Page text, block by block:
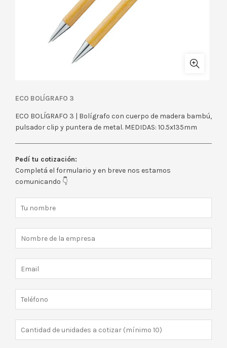
ECO BOLÍGRAFO 3
ECO BOLÍGRAFO 3 | Bolígrafo con cuerpo de madera bambú,
pulsador clip y puntera de metal. MEDIDAS: 10.5x135mm
Pedí tu cotización:
Completá el formulario y en breve nos estamos
comunicando 👇